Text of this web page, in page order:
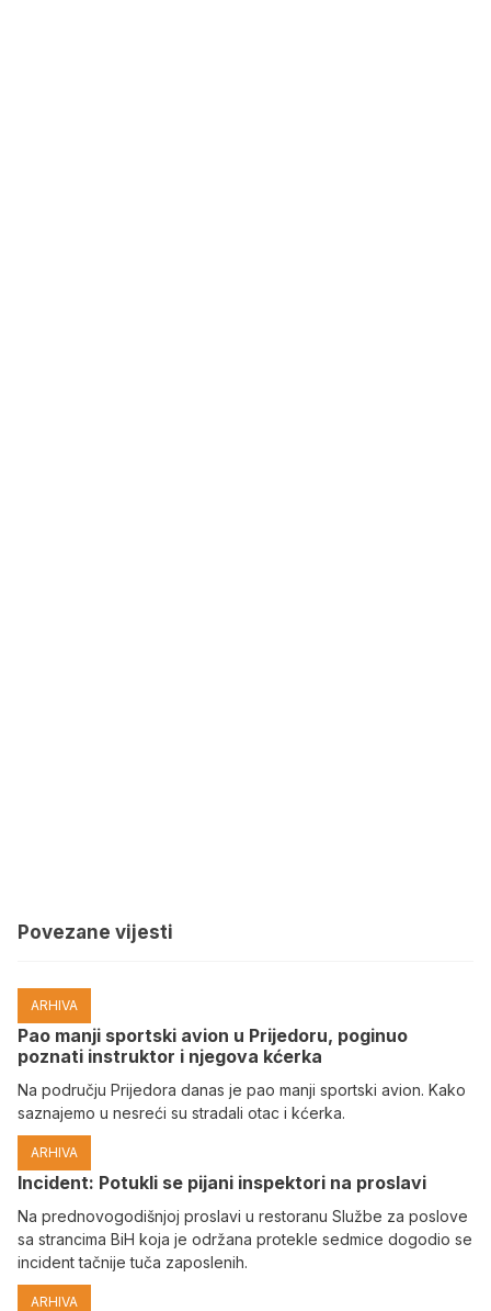
Povezane vijesti
ARHIVA
Pao manji sportski avion u Prijedoru, poginuo
poznati instruktor i njegova kćerka
Na području Prijedora danas je pao manji sportski avion. Kako
saznajemo u nesreći su stradali otac i kćerka.
ARHIVA
Incident: Potukli se pijani inspektori na proslavi
Na prednovogodišnjoj proslavi u restoranu Službe za poslove
sa strancima BiH koja je održana protekle sedmice dogodio se
incident tačnije tuča zaposlenih.
ARHIVA